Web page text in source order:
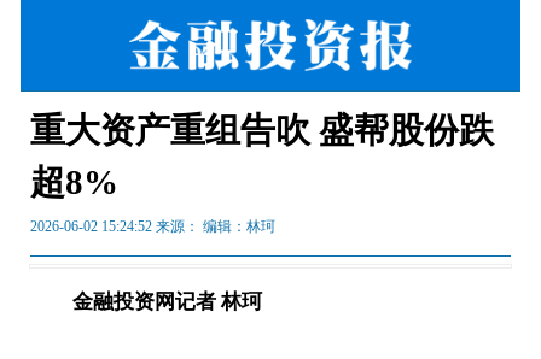
重大资产重组告吹 盛帮股份跌
超8%
2026-06-02 15:24:52 来源： 编辑：林珂
金融投资网记者 林珂